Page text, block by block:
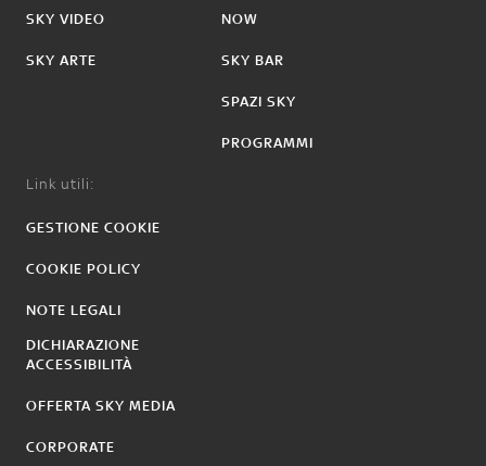
SKY VIDEO
SKY ARTE
NOW
SKY BAR
SPAZI SKY
PROGRAMMI
Link utili:
GESTIONE COOKIE
COOKIE POLICY
NOTE LEGALI
DICHIARAZIONE
ACCESSIBILITÀ
OFFERTA SKY MEDIA
CORPORATE